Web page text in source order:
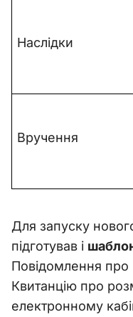
Наслідки
Вручення
Для запуску
підготував і
Повідомлення про
Квитанцію про
електронному